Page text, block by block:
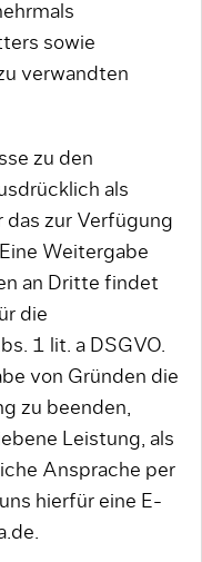
sowie
verwandten
zu den
als
zur Verfügung
Weitergabe
an Dritte findet
die
1 lit. a DSGVO.
von Gründen die
zu beenden,
Leistung, als
Ansprache per
hierfür eine E-